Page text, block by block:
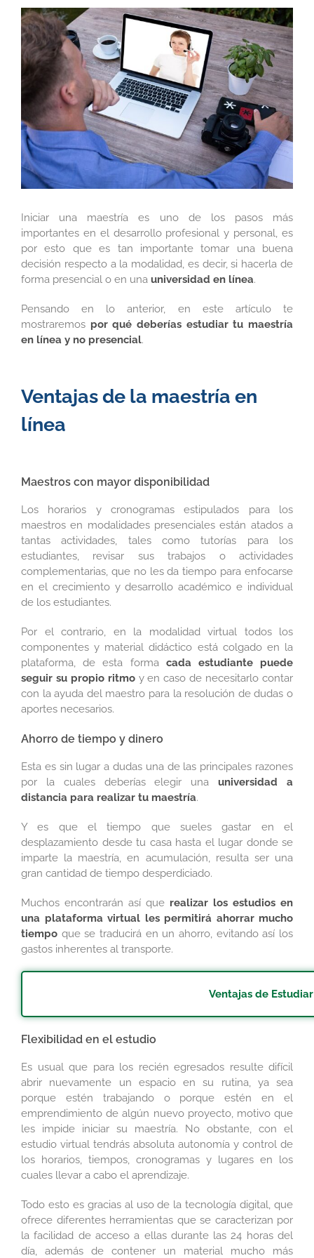
Ver
imagen
más
grande
Iniciar una maestría es uno de los pasos más
importantes en el desarrollo profesional y personal, es
por esto que es tan importante tomar una buena
decisión respecto a la modalidad, es decir, si hacerla de
forma presencial o en una universidad en línea.
Pensando en lo anterior, en este artículo te
mostraremos por qué deberías estudiar tu maestría
en línea y no presencial.
Ventajas de la maestría en
línea
Maestros con mayor disponibilidad
Los horarios y cronogramas estipulados para los
maestros en modalidades presenciales están atados a
tantas actividades, tales como tutorías para los
estudiantes, revisar sus trabajos o actividades
complementarias, que no les da tiempo para enfocarse
en el crecimiento y desarrollo académico e individual
de los estudiantes.
Por el contrario, en la modalidad virtual todos los
componentes y material didáctico está colgado en la
plataforma, de esta forma cada estudiante puede
seguir su propio ritmoy en caso de necesitarlo contar
con la ayuda del maestro para la resolución de dudas o
aportes necesarios.
Ahorro de tiempo y dinero
Esta es sin lugar a dudas una de las principales razones
por la cuales deberías elegir unauniversidad a
distancia para realizar tu maestría.
Y es que el tiempo que sueles gastar en el
desplazamiento desde tu casa hasta el lugar donde se
imparte la maestría, en acumulación, resulta ser una
gran cantidad de tiempo desperdiciado.
Muchos encontrarán así que realizar los estudios en
una plataforma virtual les permitirá ahorrar mucho
tiempo que se traducirá en un ahorro, evitando así los
gastos inherentes al transporte.
Ventajas de
Flexibilidad en el estudio
Es usual que para los recién egresados resulte difícil
abrir nuevamente un espacio en su rutina, ya sea
porque estén trabajando o porque estén en el
emprendimiento de algún nuevo proyecto, motivo que
les impide iniciar su maestría. No obstante, con el
estudio virtual tendrás absoluta autonomía y control de
los horarios, tiempos, cronogramas y lugares en los
cuales llevar a cabo el aprendizaje.
Todo esto es gracias al uso de la tecnología digital, que
ofrece diferentes herramientas que se caracterizan por
la facilidad de acceso a ellas durante las 24 horas del
día, además de contener un material mucho más